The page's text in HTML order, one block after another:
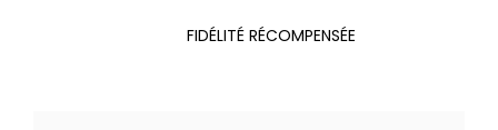
FIDÉLITÉ RÉCOMPENSÉE